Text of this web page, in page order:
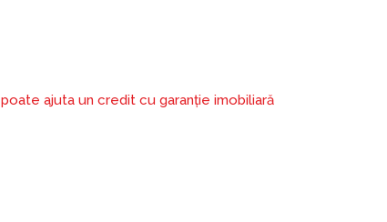
ajuta un credit cu garanție imobiliară